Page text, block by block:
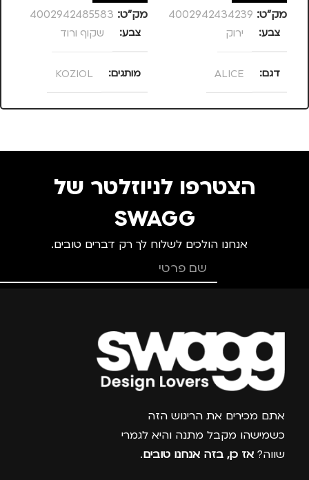
מק”ט: 4002942434239
צבע ירוק
דגם ALICE
מותגים KOZIOL
מק”ט: 4002942485583
צבע שקוף ורוד
מותגים KOZIOL
הצטרפו לניוזלטר של
SWAGG
אנחנו הולכים לשלוח לך רק דברים טובים.
צרפו אותי למועדון
אתם מכירים את הריגוש הזה
כשמישהו מקבל מתנה והיא לגמרי
שווה? אז כן, בזה אנחנו טובים.